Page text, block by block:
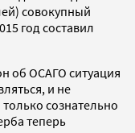
совокупный
год составил
об ОСАГО ситуация
и не
сознательно
теперь